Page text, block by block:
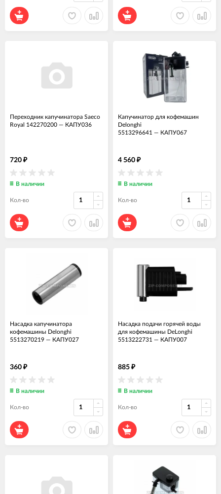
Переходник капучинатора Saeco
Royal 142270200 — КАПУ036
720 ₽
В наличии
Кол-во
Капучинатор для кофемашин
Delonghi
5513296641 — КАПУ067
4 560 ₽
В наличии
Кол-во
Насадка капучинатора
кофемашины Delonghi
5513270219 — КАПУ027
360 ₽
В наличии
Кол-во
Насадка подачи горячей воды
для кофемашины DeLonghi
5513222731 — КАПУ007
885 ₽
В наличии
Кол-во